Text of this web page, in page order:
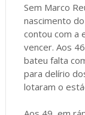
Sem Marco
nascimento
contou com a
vencer. Aos
bateu falta
para delírio
lotaram o